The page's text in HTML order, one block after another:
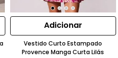
Adicionar
Vestido Curto Estampado
Provence Manga Curta Lilás